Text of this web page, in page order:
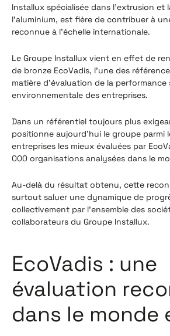
Installux spécialisée dans l'extrusion et
l'aluminium, est fière de contribuer à
reconnue à l'échelle internationale.
Le Groupe Installux vient en effet de
de bronze EcoVadis, l'une des
matière d'évaluation de la performance
environnementale des entreprises.
Dans un référentiel toujours plus
positionne aujourd'hui le groupe parmi
entreprises les mieux évaluées par
000 organisations analysées dans le
Au-delà du résultat obtenu, cette
surtout saluer une dynamique de
collectivement par l'ensemble des
collaborateurs du Groupe Installux.
EcoVadis : une
évaluation
dans le monde